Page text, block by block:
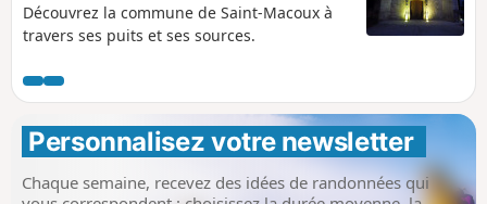
Découvrez la commune de Saint-Macoux à
travers ses puits et ses sources.
Personnalisez votre newsletter
Chaque semaine, recevez des idées de randonnées qui